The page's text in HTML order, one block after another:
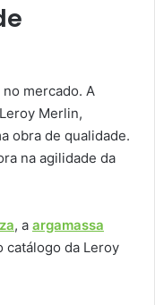
mercado. A
Merlin,
obra de qualidade.
na agilidade da
, a argamassa
catálogo da Leroy